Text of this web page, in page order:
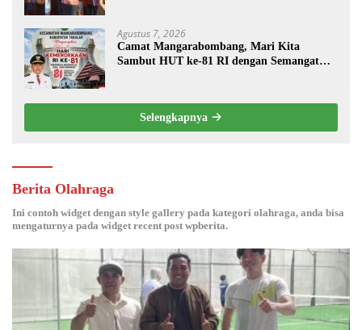
Agustus 7, 2026
Camat Mangarabombang, Mari Kita
Sambut HUT ke-81 RI dengan Semangat
Selengkapnya
Berita Olahraga
Ini contoh widget dengan style gallery pada kategori olahraga, anda bisa
mengaturnya pada widget recent post wpberita.